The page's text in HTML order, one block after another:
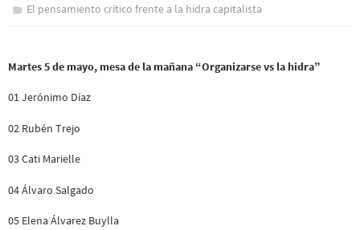
El pensamiento crítico frente a la hidra capitalista
Martes 5 de mayo, mesa de la mañana “Organizarse vs la hidra”
01 Jerónimo Díaz
02 Rubén Trejo
03 Cati Marielle
04 Álvaro Salgado
05 Elena Álvarez Buylla